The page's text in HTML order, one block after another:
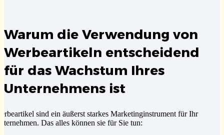
Warum die Verwendung von
Werbeartikeln entscheidend
für das Wachstum Ihres
Unternehmens ist
sind ein äußerst starkes Marketinginstrument für Ihr
Das alles können sie für Sie tun: